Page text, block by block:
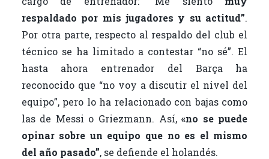
respaldado por mis jugadores y su actitud”.
Por otra parte, respecto al respaldo del club el
técnico se ha limitado a contestar “no sé”. El
hasta ahora entrenador del Barça ha
reconocido que “no voy a discutir el nivel del
equipo”, pero lo ha relacionado con bajas como
las de Messi o Griezmann. Así,«no se puede
opinar sobre un equipo que no es el mismo
del año pasado”, se defiende el holandés.